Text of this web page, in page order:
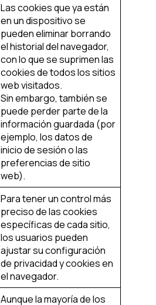
Las cookies que ya están
en un dispositivo se
pueden eliminar borrando
el historial del navegador,
con lo que se suprimen las
cookies de todos los sitios
web visitados.
Sin embargo, también se
puede perder parte de la
información guardada (por
ejemplo, los datos de
inicio de sesión o las
preferencias de sitio
web).
Para tener un control más
preciso de las cookies
específicas de cada sitio,
los usuarios pueden
ajustar su configuración
de privacidad y cookies en
el navegador.
Aunque la mayoría de los